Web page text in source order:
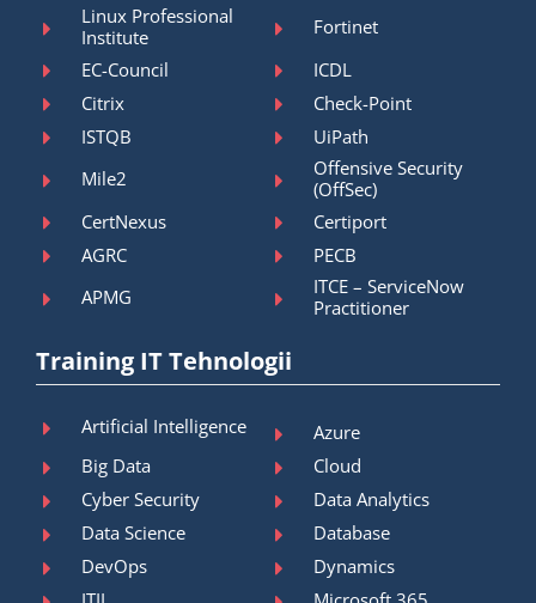
Linux Professional
Institute
Fortinet
EC-Council
ICDL
Citrix
Check-Point
ISTQB
UiPath
Mile2
Offensive Security
(OffSec)
CertNexus
Certiport
AGRC
PECB
APMG
ITCE – ServiceNow
Practitioner
Training IT Tehnologii
Artificial Intelligence
Azure
Big Data
Cloud
Cyber Security
Data Analytics
Data Science
Database
DevOps
Dynamics